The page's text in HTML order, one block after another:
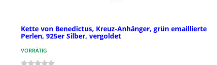
Kette von Benedictus, Kreuz-Anhänger, grün emaillierte
Perlen, 925er Silber, vergoldet
VORRÄTIG